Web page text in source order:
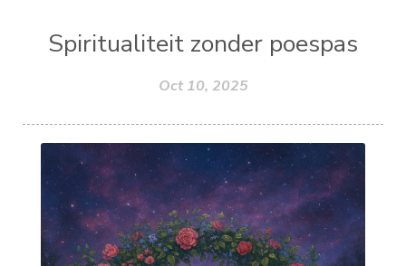
Spiritualiteit zonder poespas
Oct 10, 2025